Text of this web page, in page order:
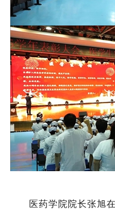
医药学院院长张旭